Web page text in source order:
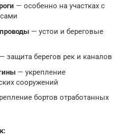
— особенно на участках с
— устои и береговые
— защита берегов рек и каналов
— укрепление
сооружений
бортов отработанных